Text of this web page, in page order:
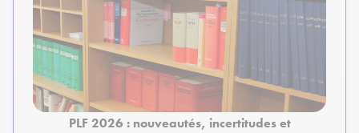
PLF 2026 : nouveautés, incertitudes et